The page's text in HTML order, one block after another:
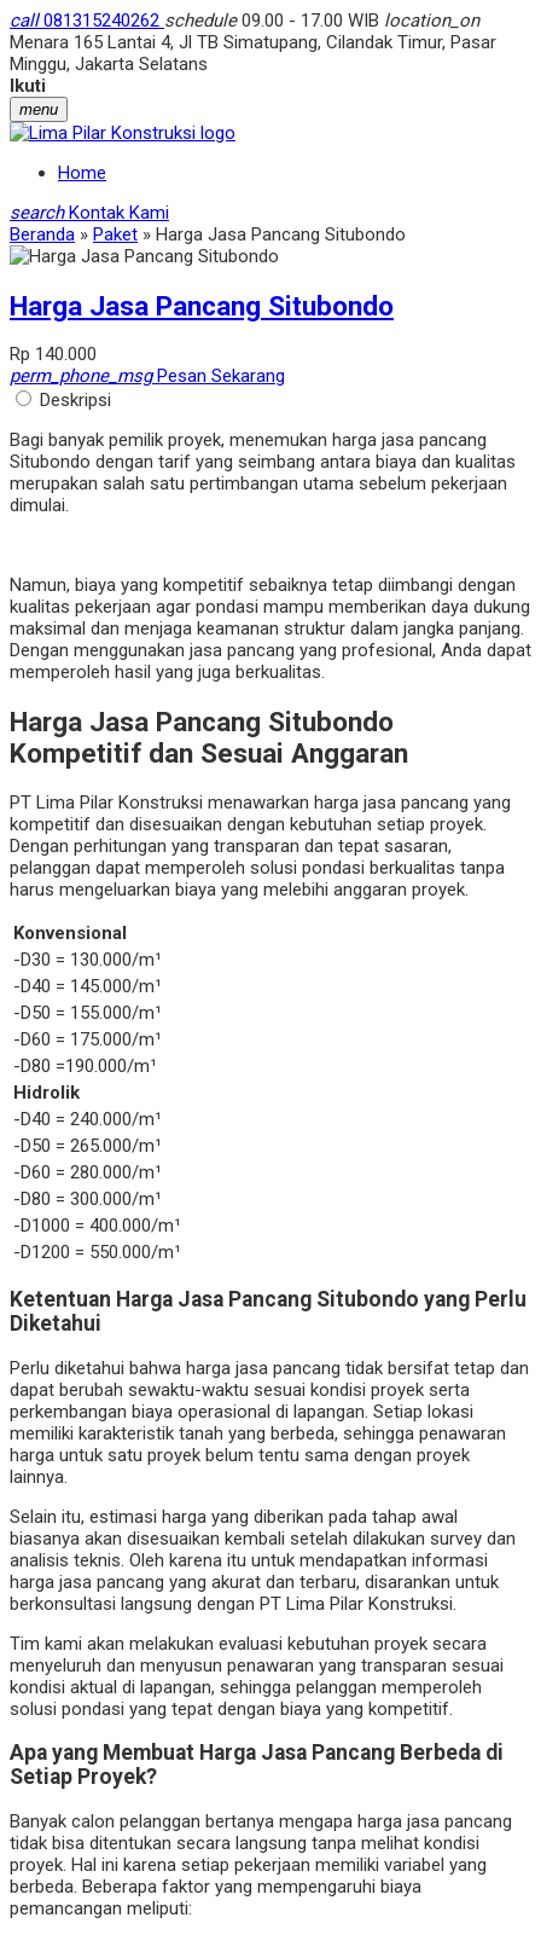
call081315240262 schedule09.00 - 17.00 WIB location_on
Menara 165 Lantai 4, Jl TB Simatupang, Cilandak Timur, Pasar
Minggu, Jakarta Selatans
Ikuti
menu
Home
search Kontak Kami
Beranda » Paket » Harga Jasa Pancang Situbondo
Harga Jasa Pancang Situbondo
Rp 140.000
perm_phone_msgPesan Sekarang
Deskripsi
Bagi banyak pemilik proyek, menemukan harga jasa pancang
Situbondo dengan tarif yang seimbang antara biaya dan kualitas
merupakan salah satu pertimbangan utama sebelum pekerjaan
dimulai.
Namun, biaya yang kompetitif sebaiknya tetap diimbangi dengan
kualitas pekerjaan agar pondasi mampu memberikan daya dukung
maksimal dan menjaga keamanan struktur dalam jangka panjang.
Dengan menggunakan jasa pancang yang profesional, Anda dapat
memperoleh hasil yang juga berkualitas.
Harga Jasa Pancang Situbondo
Kompetitif dan Sesuai Anggaran
PT Lima Pilar Konstruksi menawarkan harga jasa pancang yang
kompetitif dan disesuaikan dengan kebutuhan setiap proyek.
Dengan perhitungan yang transparan dan tepat sasaran,
pelanggan dapat memperoleh solusi pondasi berkualitas tanpa
harus mengeluarkan biaya yang melebihi anggaran proyek.
Konvensional
-D30 = 130.000/m¹
-D40 = 145.000/m¹
-D50 = 155.000/m¹
-D60 = 175.000/m¹
-D80 =190.000/m¹
Hidrolik
-D40 = 240.000/m¹
-D50 = 265.000/m¹
-D60 = 280.000/m¹
-D80 = 300.000/m¹
-D1000 = 400.000/m¹
-D1200 = 550.000/m¹
Ketentuan Harga Jasa Pancang Situbondo yang Perlu
Diketahui
Perlu diketahui bahwa harga jasa pancang tidak bersifat tetap dan
dapat berubah sewaktu-waktu sesuai kondisi proyek serta
perkembangan biaya operasional di lapangan. Setiap lokasi
memiliki karakteristik tanah yang berbeda, sehingga penawaran
harga untuk satu proyek belum tentu sama dengan proyek
lainnya.
Selain itu, estimasi harga yang diberikan pada tahap awal
biasanya akan disesuaikan kembali setelah dilakukan survey dan
analisis teknis. Oleh karena itu untuk mendapatkan informasi
harga jasa pancang yang akurat dan terbaru, disarankan untuk
berkonsultasi langsung dengan PT Lima Pilar Konstruksi.
Tim kami akan melakukan evaluasi kebutuhan proyek secara
menyeluruh dan menyusun penawaran yang transparan sesuai
kondisi aktual di lapangan, sehingga pelanggan memperoleh
solusi pondasi yang tepat dengan biaya yang kompetitif.
Apa yang Membuat Harga Jasa Pancang Berbeda di
Setiap Proyek?
Banyak calon pelanggan bertanya mengapa harga jasa pancang
tidak bisa ditentukan secara langsung tanpa melihat kondisi
proyek. Hal ini karena setiap pekerjaan memiliki variabel yang
berbeda. Beberapa faktor yang mempengaruhi biaya
pemancangan meliputi: